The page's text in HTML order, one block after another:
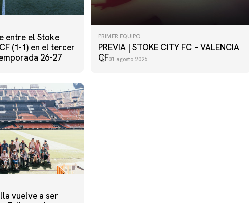
entre el Stoke
(1-1) en el tercer
26-27
PRIMER EQUIPO
PREVIA | STOKE CITY FC – VALENCIA
CF01 agosto 2026
vuelve a ser